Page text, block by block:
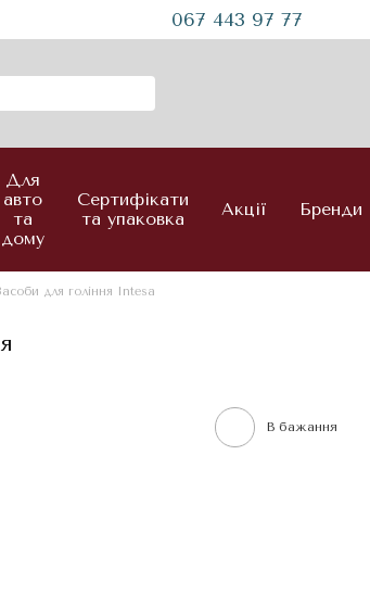
067 443 97 77
Для
авто
та
дому
Сертифікати
та упаковка
Акції Бренди
для гоління Intesa
В бажання